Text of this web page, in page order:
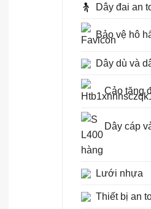
Dây đai an
Bảo vệ hô
Dây dù và
Cảo tăng
Dây cáp
hàng
Lưới nhựa
Thiết bị an